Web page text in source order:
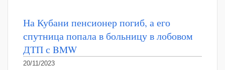
На Кубани пенсионер погиб, а его
спутница попала в больницу в лобовом
ДТП с BMW
20/11/2023